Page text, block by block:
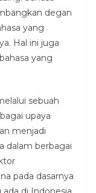
degan
yang
Hal ini juga
yang
sebuah
upaya
menjadi
dalam berbagai
pada dasarnya